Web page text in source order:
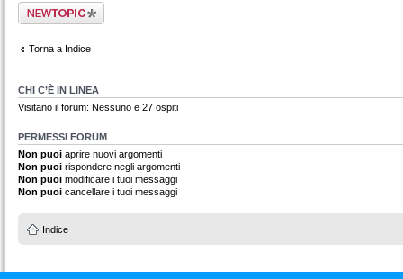
Scrivi un nuovo
argomento
Torna a Indice
CHI C’È IN LINEA
Visitano il forum: Nessuno e 27 ospiti
PERMESSI FORUM
Non puoi aprire nuovi argomenti
Non puoi rispondere negli argomenti
Non puoi modificare i tuoi messaggi
Non puoi cancellare i tuoi messaggi
Indice